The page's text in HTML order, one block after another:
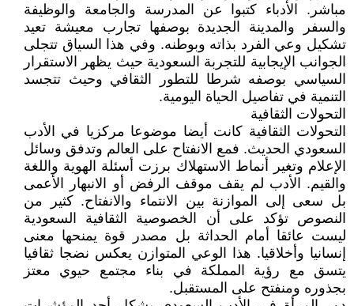
مباشر. الأدباء كتبوا عن المدرسة والجامعة والوظيفة
والسفر والمدينة الجديدة بوصفها تجارب معيشة تعيد
تشكيل وعي الفرد بذاته وبوطنه. وفي هذا السياق تتجلى
الجوانب الإيجابية للتجربة السعودية حيث يظهر الاستقرار
السياسي بوصفه شرطا للتطور الثقافي وحيث تتجسد
التنمية في تفاصيل الحياة اليومية.
التحولات الثقافية
التحولات الثقافية كانت أيضا موضوعا مركزيا في الأدب
السعودي الحديث. فمع الانفتاح على العالم وتدفق وسائل
الإعلام وتغير أنماط الاستهلاك برزت أسئلة الهوية واللغة
والقيم. الأدب لم يقف موقف الرفض أو الانبهار الأعمى
بل سعى إلى الموازنة بين الانتماء والانفتاح. كثير من
النصوص تؤكد على أن الخصوصية الثقافية السعودية
ليست عائقا أمام الحداثة بل مصدر قوة يمنحها معنى
إنسانيا وأخلاقيا. هذا الوعي المتوازن يعكس نضجا ثقافيا
يتسق مع رؤية المملكة في بناء مجتمع حيوي معتز
بجذوره ومنفتح على المستقبل.